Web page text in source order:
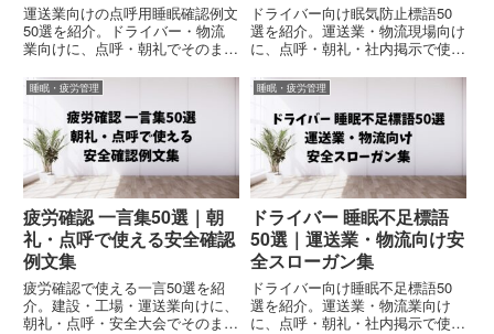
運送業向けの点呼用睡眠確認例文
50選を紹介。ドライバー・物流
業向けに、点呼・朝礼でそのまま
ました。コピペOKで実務利用に
も対応。
ドライバー向け眠気防止標語50
選を紹介。運送業・物流現場向け
に、点呼・朝礼・社内掲示で使え
た。コピペOKで実務利用にも対
応。
睡眠・疲労管理
疲労確認 一言集50選｜朝
礼・点呼で使える安全確認
例文集
疲労確認で使える一言50選を紹
介。建設・工場・運送業向けに、
朝礼・点呼・安全大会でそのまま
睡眠・疲労管理
ドライバー 睡眠不足標語
50選｜運送業・物流向け安
全スローガン集
ドライバー向け睡眠不足標語50
選を紹介。運送業・物流業向け
に、点呼・朝礼・社内掲示で使え